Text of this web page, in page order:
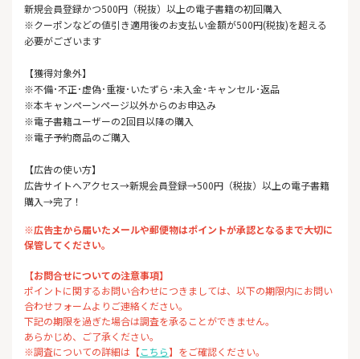
新規会員登録かつ500円（税抜）以上の電子書籍の初回購入
※クーポンなどの値引き適用後のお支払い金額が500円(税抜)を超える
必要がございます
【獲得対象外】
※不備･不正･虚偽･重複･いたずら･未入金･キャンセル･返品
※本キャンペーンページ以外からのお申込み
※電子書籍ユーザーの2回目以降の購入
※電子予約商品のご購入
【広告の使い方】
広告サイトへアクセス→新規会員登録→500円（税抜）以上の電子書籍
購入→完了！
※広告主から届いたメールや郵便物はポイントが承認となるまで大切に
保管してください。
【お問合せについての注意事項】
ポイントに関するお問い合わせにつきましては、以下の期限内にお問い
合わせフォームよりご連絡ください。
下記の期限を過ぎた場合は調査を承ることができません。
あらかじめ、ご了承ください。
※調査についての詳細は【こちら】をご確認ください。